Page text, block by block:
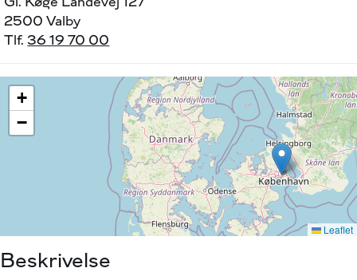
2500 Valby
Tlf.36 19 70 00
Beskrivelse